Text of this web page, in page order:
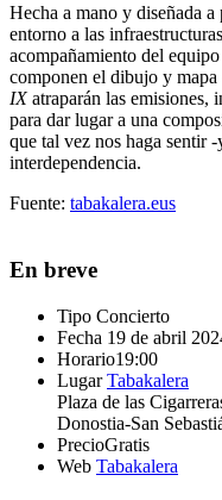
Hecha a mano y diseñada
entorno a las
acompañamiento del
componen el dibujo y mapa
IXatraparán las emisiones,
para dar lugar a una
que tal vez nos haga sentir
interdependencia.
Fuente: tabakalera.eus
En breve
Tipo Concierto
Fecha 19 de abril
Horario19:00
Lugar Tabakalera
Plaza de las
Donostia-San
PrecioGratis
Web Tabakalera